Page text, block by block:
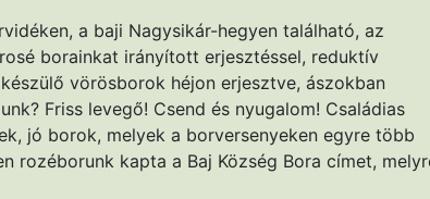
a baji Nagysikár-hegyen található, az
borainkat irányított erjesztéssel, reduktív
vörösborok héjon erjesztve, ászokban
Friss levegő! Csend és nyugalom! Családias
jó borok, melyek a borversenyeken egyre több
rozéborunk kapta a Baj Község Bora címet,